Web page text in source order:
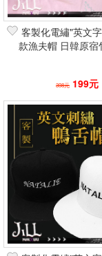
客製化電繡"英文
款漁夫帽 日韓原宿
398元 199元